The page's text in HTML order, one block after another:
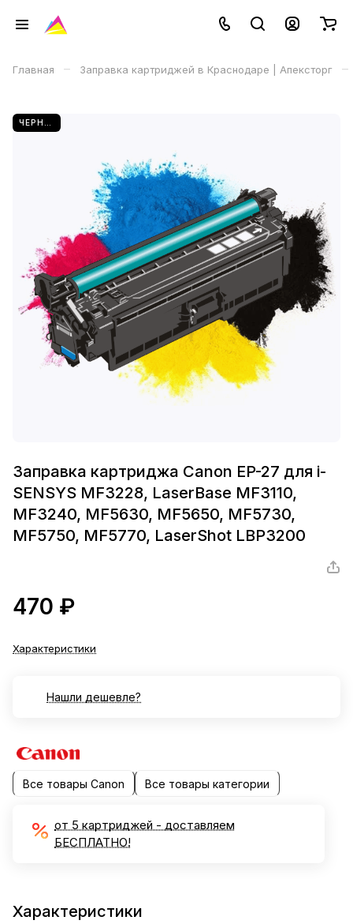
Главная – Заправка картриджей в Краснодаре | Апексторг –
Заправка картриджа Canon EP-27 для i-
SENSYS MF3228, LaserBase MF3110,
MF3240, MF5630, MF5650, MF5730,
MF5750, MF5770, LaserShot LBP3200
470 ₽
Характеристики
Нашли дешевле?
Все товары Canon Все товары категории
от 5 картриджей - доставляем
БЕСПЛАТНО!
Характеристики